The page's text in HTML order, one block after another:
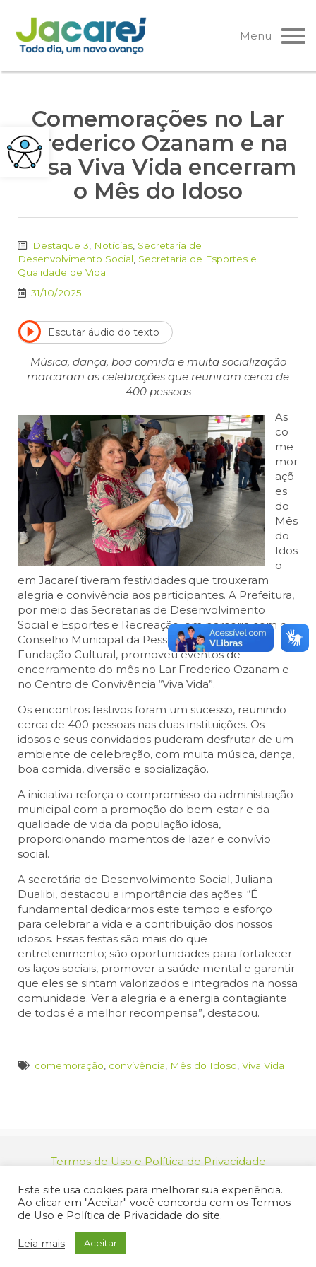
Pular
para
o
Menu
Comemorações no Lar
Frederico Ozanam e na
Casa Viva Vida encerram
o Mês do Idoso
Destaque 3 Notícias Secretaria de
Desenvolvimento Social Secretaria de Esportes e
Qualidade de Vida
31/10/2025
Escutar áudio do texto
Música, dança, boa comida e muita socialização
marcaram as celebrações que reuniram cerca de
400 pessoas
As
co
me
mor
açõ
es
do
Mês
do
Idos
o
em Jacareí tiveram festividades que trouxeram
alegria e convivência aos participantes. A Prefeitura,
por meio das Secretarias de Desenvolvimento
Social e Esportes e Recreação, em parceria com o
Conselho Municipal da Pessoa Idosa (CMPI) e
Fundação Cultural, promoveu eventos de
encerramento do mês no Lar Frederico Ozanam e
no Centro de Convivência “Viva Vida”.
Os encontros festivos foram um sucesso, reunindo
cerca de 400 pessoas nas duas instituições. Os
idosos e seus convidados puderam desfrutar de um
ambiente de celebração, com muita música, dança,
boa comida, diversão e socialização.
A iniciativa reforça o compromisso da administração
municipal com a promoção do bem-estar e da
qualidade de vida da população idosa,
proporcionando momentos de lazer e convívio
social.
A secretária de Desenvolvimento Social, Juliana
Dualibi, destacou a importância das ações: “É
fundamental dedicarmos este tempo e esforço
para celebrar a vida e a contribuição dos nossos
idosos. Essas festas são mais do que
entretenimento; são oportunidades para fortalecer
os laços sociais, promover a saúde mental e garantir
que eles se sintam valorizados e integrados na nossa
comunidade. Ver a alegria e a energia contagiante
de todos é a melhor recompensa”, destacou.
comemoração convivência Mês do Idoso Viva Vida
Termos de Uso e Política de Privacidade
46.694.139/0001-83 | (12) 3955-9000
Endereço: Praça dos Três Poderes, 73 - Centro -
Jacareí/SP - CEP 12327-170
Este site usa cookies para melhorar sua experiência.
Ao clicar em "Aceitar" você concorda com os Termos
de Uso e Política de Privacidade do site.
Leia mais Aceitar